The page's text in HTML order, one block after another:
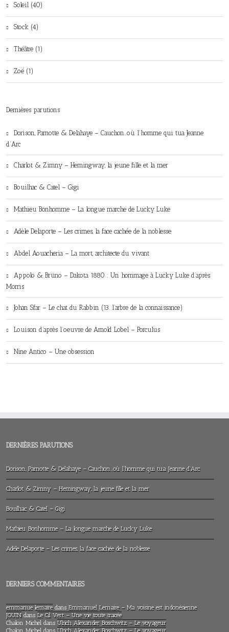
Soleil (40)
Stock (4)
Théâtre (1)
Zoé (1)
Dernières parutions
Dorison, Parnotte & Delahaye – Cauchon…où l’homme qui tua Jeanne
d’Arc
Charlot & Zimny – Hemingway, la jeune fille et la mer
Bouilhac & Catel – Gigi
Mathieu Bonhomme – La longue marche de Lucky Luke
Adèle Delaporte – Les crimes, la face cachée de la noblesse
Abdel Aouacheria – La mort, architecte du vivant
Appolo & Brüno – Dakota 1880 : Un hommage à Lucky Luke d’après
Morris
Johan Sfar – Le chat du Rabbin (13. l’arbre de la connaissance)
Louison d’après l’oeuvre de Arnold Lobel – Porculus
Nine Antico – Une obsession
DERNIÈRES PARUTIONS
Dorison, Parnotte & Delahaye – Cauchon…où l’homme qui tua Jeanne d’Arc
Charlot & Zimny – Hemingway, la jeune fille et la mer
Bouilhac & Catel – Gigi
Mathieu Bonhomme – La longue marche de Lucky Luke
Adèle Delaporte – Les crimes, la face cachée de la noblesse
DERNIERS COMMENTAIRES
emmanue lemairedans Emmanuel Lemaire – Ma voisine est indonésienne
JOUINdans Le Cil Vert – Une vie toute tracée
Chalon Michel dans Ulrich Alexander Boschwitz – Le voyageur
Chalon Michel dans Ulrich Alexander Boschwitz – Le voyageur